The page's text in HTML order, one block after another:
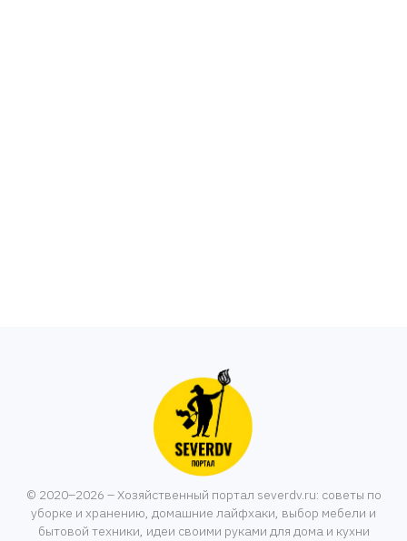
© 2020–2026 – Хозяйственный портал severdv.ru: советы по
уборке и хранению, домашние лайфхаки, выбор мебели и
бытовой техники, идеи своими руками для дома и кухни